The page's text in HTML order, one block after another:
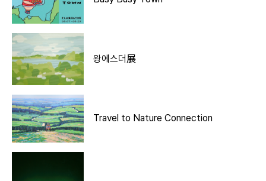
왕에스더展
Travel to Nature Connection